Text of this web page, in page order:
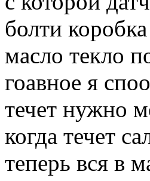
болти
масло текло
гоавное я
течет нужно
когда течет
теперь вся в